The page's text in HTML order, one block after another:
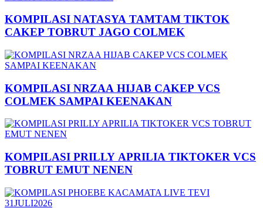
KOMPILASI NATASYA TAMTAM TIKTOK
CAKEP TOBRUT JAGO COLMEK
KOMPILASI NRZAA HIJAB CAKEP VCS
COLMEK SAMPAI KEENAKAN
KOMPILASI PRILLY APRILIA TIKTOKER VCS
TOBRUT EMUT NENEN